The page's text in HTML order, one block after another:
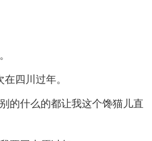
四川过年。
的什么的都让我这个馋猫儿直